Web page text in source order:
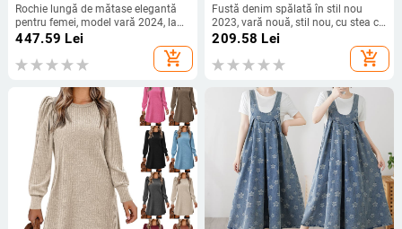
Rochie lungă de mătase elegantă
pentru femei, model vară 2024, la
tejghea, centru comercial, retrage
447.59 Lei
add_shopping_cart
Fustă denim spălată în stil nou
2023, vară nouă, stil nou, cu stea cu
cinci colțuri, talie joasă, lungime
209.58 Lei
add_shopping_cart